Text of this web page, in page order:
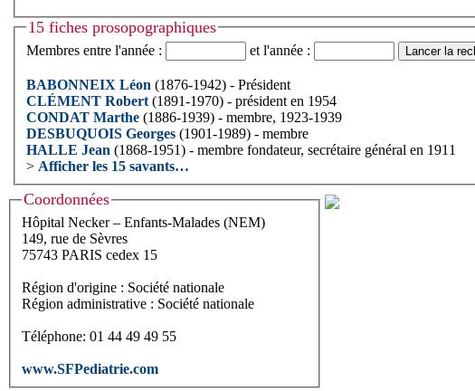
15 fiches prosopographiques
Membres entre l'année : et l'année : Lancer la
BABONNEIX Léon (1876-1942) - Président
CLÉMENT Robert (1891-1970) - président en 1954
CONDAT Marthe (1886-1939) - membre, 1923-1939
DESBUQUOIS Georges (1901-1989) - membre
HALLE Jean (1868-1951) - membre fondateur, secrétaire général en 1911
> Afficher les 15 savants…
Coordonnées
Hôpital Necker – Enfants-Malades (NEM)
149, rue de Sèvres
75743 PARIS cedex 15
Région d'origine : Société nationale
Région administrative : Société nationale
Téléphone: 01 44 49 49 55
www.SFPediatrie.com